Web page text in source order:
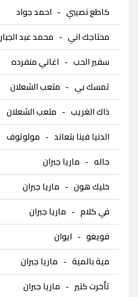
كاطع نصيبي - احمد جواد
محتاجك اني - محمد عبد الجبار
سفير الحب - اغاني منفرده
تمسك بي - متعب الشعلان
ذاك الغريب - متعب الشعلان
الدنيا فينا بتعاند - مولوتوف
حاله - ماريا جبران
خليك هون - ماريا جبران
في كلام - ماريا جبران
فويغو - ايوان
مية بالمية - ماريا جبران
تأخرت كتير - ماريا جبران